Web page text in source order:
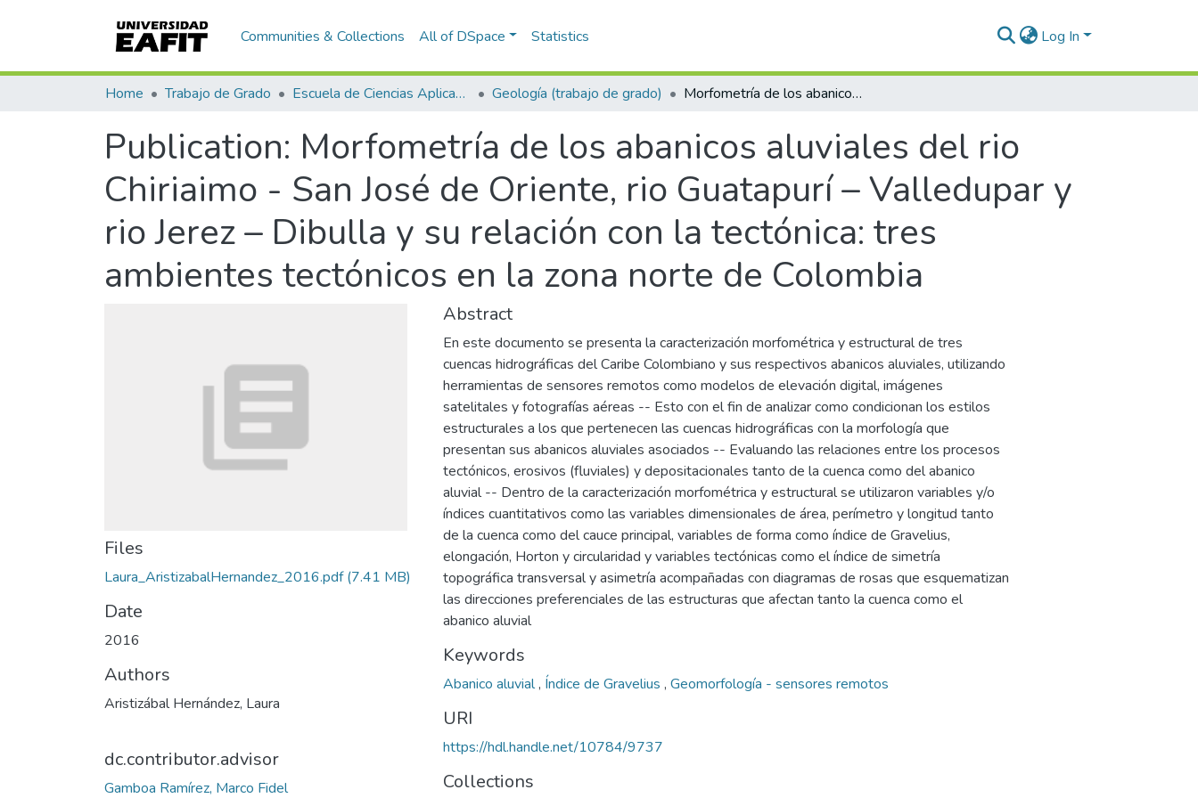
Communities & Collections All of DSpace Statistics Log In
Home Trabajo de Grado Escuela de Ciencias Aplicadas e Ingeniería Geología (trabajo de grado) Morfometría de los abanicos aluviales del rio Chiriaimo - San José de Oriente, rio Guatapurí – Valledupar y rio Jerez – Dibulla y su relación con la tectónica: tres ambientes tectónicos en la zona norte de Colombia
Publication: Morfometría de los abanicos aluviales del rio
Chiriaimo - San José de Oriente, rio Guatapurí – Valledupar y
rio Jerez – Dibulla y su relación con la tectónica: tres
ambientes tectónicos en la zona norte de Colombia
Files
Laura_AristizabalHernandez_2016.pdf(7.41 MB)
Date
2016
Authors
Aristizábal Hernández, Laura
dc.contributor.advisor
Gamboa Ramírez, Marco Fidel
Abstract
En este documento se presenta la caracterización morfométrica y estructural de tres
cuencas hidrográficas del Caribe Colombiano y sus respectivos abanicos aluviales, utilizando
herramientas de sensores remotos como modelos de elevación digital, imágenes
satelitales y fotografías aéreas -- Esto con el fin de analizar como condicionan los estilos
estructurales a los que pertenecen las cuencas hidrográficas con la morfología que
presentan sus abanicos aluviales asociados -- Evaluando las relaciones entre los procesos
tectónicos, erosivos (fluviales) y depositacionales tanto de la cuenca como del abanico
aluvial -- Dentro de la caracterización morfométrica y estructural se utilizaron variables y/o
índices cuantitativos como las variables dimensionales de área, perímetro y longitud tanto
de la cuenca como del cauce principal, variables de forma como índice de Gravelius,
elongación, Horton y circularidad y variables tectónicas como el índice de simetría
topográfica transversal y asimetría acompañadas con diagramas de rosas que esquematizan
las direcciones preferenciales de las estructuras que afectan tanto la cuenca como el
abanico aluvial
Keywords
Abanico aluvial, Índice de Gravelius , Geomorfología - sensores remotos
URI
https://hdl.handle.net/10784/9737
Collections